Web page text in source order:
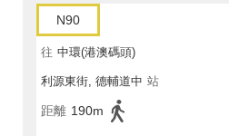
N90
往 中環(港澳碼頭)
利源東街, 德輔道中 站
距離 190m